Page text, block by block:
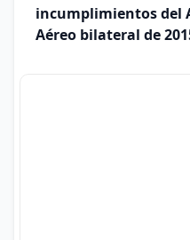
incumplimientos del
Aéreo bilateral de